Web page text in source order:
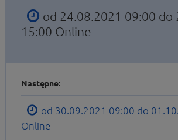
od 24.08.2021 09:00 do
15:00 Online
Następne:
od 30.09.2021 09:00 do
Online